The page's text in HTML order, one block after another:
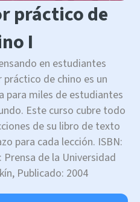
práctico de
I
en estudiantes
de chino es un
para miles de estudiantes
Este curso cubre todo
de su libro de texto
para cada lección. ISBN:
de la Universidad
Publicado: 2004